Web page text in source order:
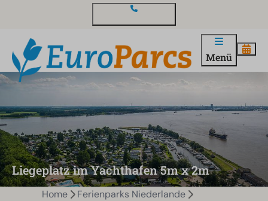
Menü
Liegeplatz im Yachthafen 5m x 2m
Home
Ferienparks Niederlande